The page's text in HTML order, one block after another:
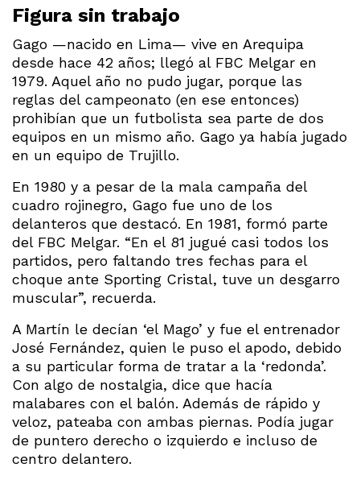
Figura sin trabajo
Gago —nacido en Lima— vive en Arequipa
desde hace 42 años; llegó al FBC Melgar en
1979. Aquel año no pudo jugar, porque las
reglas del campeonato (en ese entonces)
prohibían que un futbolista sea parte de dos
equipos en un mismo año. Gago ya había jugado
en un equipo de Trujillo.
En 1980 y a pesar de la mala campaña del
cuadro rojinegro, Gago fue uno de los
delanteros que destacó. En 1981, formó parte
del FBC Melgar. “En el 81 jugué casi todos los
partidos, pero faltando tres fechas para el
choque ante Sporting Cristal, tuve un desgarro
muscular”, recuerda.
A Martín le decían ‘el Mago’ y fue el entrenador
José Fernández, quien le puso el apodo, debido
a su particular forma de tratar a la ‘redonda’.
Con algo de nostalgia, dice que hacía
malabares con el balón. Además de rápido y
veloz, pateaba con ambas piernas. Podía jugar
de puntero derecho o izquierdo e incluso de
centro delantero.